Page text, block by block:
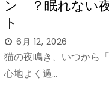
ン」？眠れない
ト
6月 12, 2026
猫の夜鳴き、いつから
心地よく過…